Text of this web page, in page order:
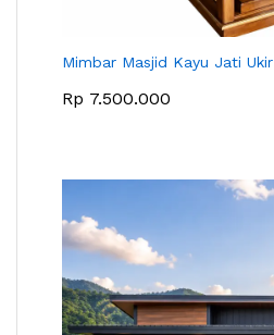
Mimbar Masjid Kayu Jati Ukir
Rp 7.500.000